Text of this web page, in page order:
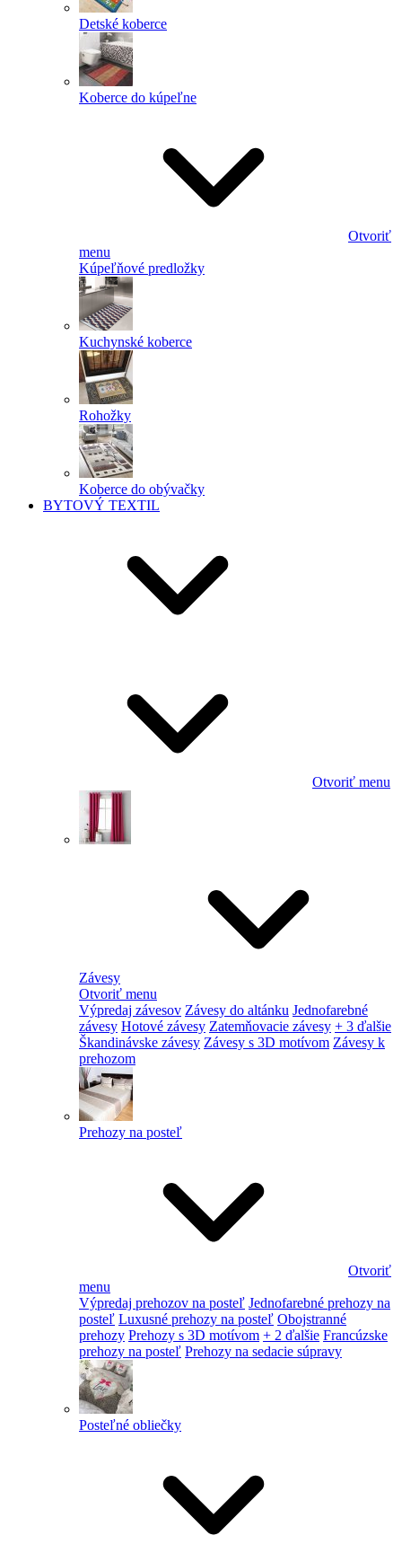
Detské koberce
Koberce do kúpeľne
Otvoriť
menu
Kúpeľňové predložky
Kuchynské koberce
Rohožky
Koberce do obývačky
BYTOVÝ TEXTIL
Otvoriť menu
Závesy
Otvoriť menu
Výpredaj závesov Závesy do altánku Jednofarebné
závesy Hotové závesy Zatemňovacie závesy + 3 ďalšie
Škandinávske závesy Závesy s 3D motívom Závesy k
prehozom
Prehozy na posteľ
Otvoriť
menu
Výpredaj prehozov na posteľ Jednofarebné prehozy na
posteľ Luxusné prehozy na posteľ Obojstranné
prehozy Prehozy s 3D motívom + 2 ďalšie Francúzske
prehozy na posteľ Prehozy na sedacie súpravy
Posteľné obliečky